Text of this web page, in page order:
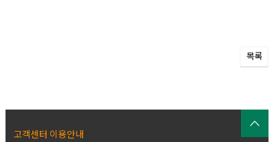
목록
고객센터 이용안내